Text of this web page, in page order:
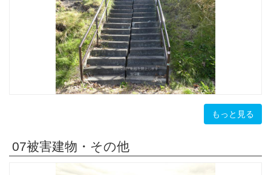
もっと見る
07被害建物・その他